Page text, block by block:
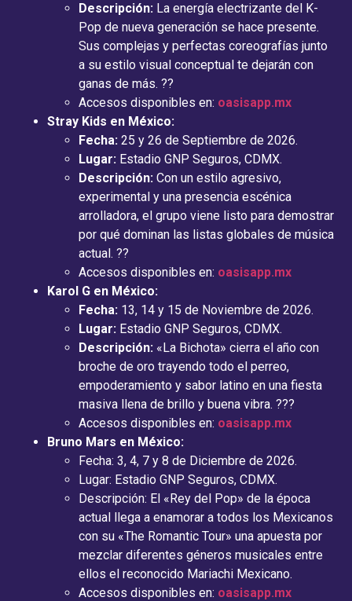
Descripción: La energía electrizante del K-
Pop de nueva generación se hace presente.
Sus complejas y perfectas coreografías junto
a su estilo visual conceptual te dejarán con
ganas de más. ??
Accesos disponibles en: oasisapp.mx
Stray Kids en México:
Fecha: 25 y 26 de Septiembre de 2026.
Lugar: Estadio GNP Seguros, CDMX.
Descripción: Con un estilo agresivo,
experimental y una presencia escénica
arrolladora, el grupo viene listo para demostrar
por qué dominan las listas globales de música
actual. ??
Accesos disponibles en: oasisapp.mx
Karol G en México:
Fecha: 13, 14 y 15 de Noviembre de 2026.
Lugar: Estadio GNP Seguros, CDMX.
Descripción: «La Bichota» cierra el año con
broche de oro trayendo todo el perreo,
empoderamiento y sabor latino en una fiesta
masiva llena de brillo y buena vibra. ???
Accesos disponibles en: oasisapp.mx
Bruno Mars en México:
Fecha: 3, 4, 7 y 8 de Diciembre de 2026.
Lugar: Estadio GNP Seguros, CDMX.
Descripción: El «Rey del Pop» de la época
actual llega a enamorar a todos los Mexicanos
con su «The Romantic Tour» una apuesta por
mezclar diferentes géneros musicales entre
ellos el reconocido Mariachi Mexicano.
Accesos disponibles en: oasisapp.mx